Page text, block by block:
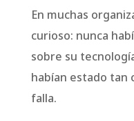
En muchas
curioso: nunca
sobre su
habían estado tan
falla.